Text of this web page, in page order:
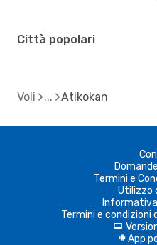
Città popolari
Voli Atikokan
Termini e
Utilizzo
Termini e condizioni
d
A App